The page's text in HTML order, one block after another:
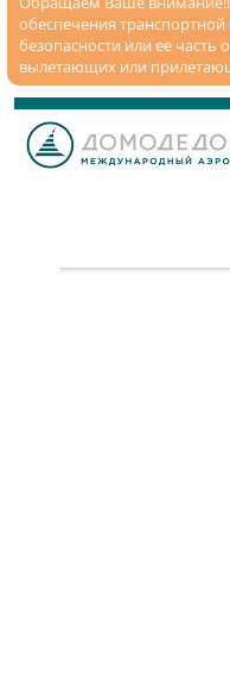
обеспечения
безопасности или ее
вылетающих или